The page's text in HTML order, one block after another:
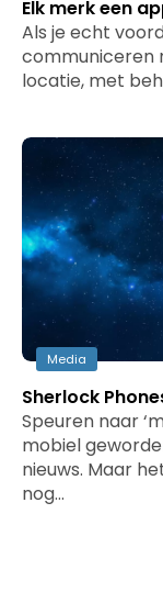
Elk merk een
Als je echt
communiceren
locatie, met
Media
Sherlock
Speuren naar
mobiel
nieuws. Maar
nog…